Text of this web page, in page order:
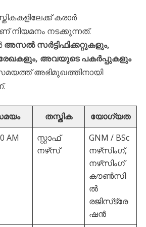
കരാർ
നിയമനം നടക്കുന്നത്.
അസൽ സർട്ടിഫിക്കറ്റുകളും,
അവയുടെ പകർപ്പുകളും
അഭിമുഖത്തിനായി
തസ്തിക
യോഗ്യത
AM
സ്റ്റാഫ്
നഴ്‌സ്
GNM / BSc
നഴ്‌സിംഗ്,
നഴ്‌സിംഗ്
കൗണ്‍സി
ല്‍
രജിസ്‌ട്രേ
ഷന്‍